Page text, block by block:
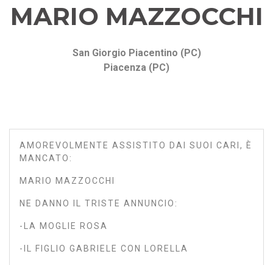
MARIO MAZZOCCHI
San Giorgio Piacentino (PC)
Piacenza (PC)
AMOREVOLMENTE ASSISTITO DAI SUOI CARI, È
MANCATO:
MARIO MAZZOCCHI
NE DANNO IL TRISTE ANNUNCIO:
-LA MOGLIE ROSA
-IL FIGLIO GABRIELE CON LORELLA